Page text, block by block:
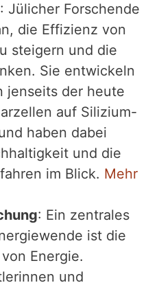
: Jülicher Forschende
die Effizienz von
steigern und die
Sie entwickeln
jenseits der heute
auf Silizium-
haben dabei
und die
im Blick. Mehr
: Ein zentrales
ist die
Energie.
und